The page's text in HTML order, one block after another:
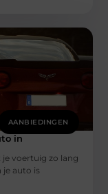
AANBIEDINGEN
in
voertuig zo lang
je auto is